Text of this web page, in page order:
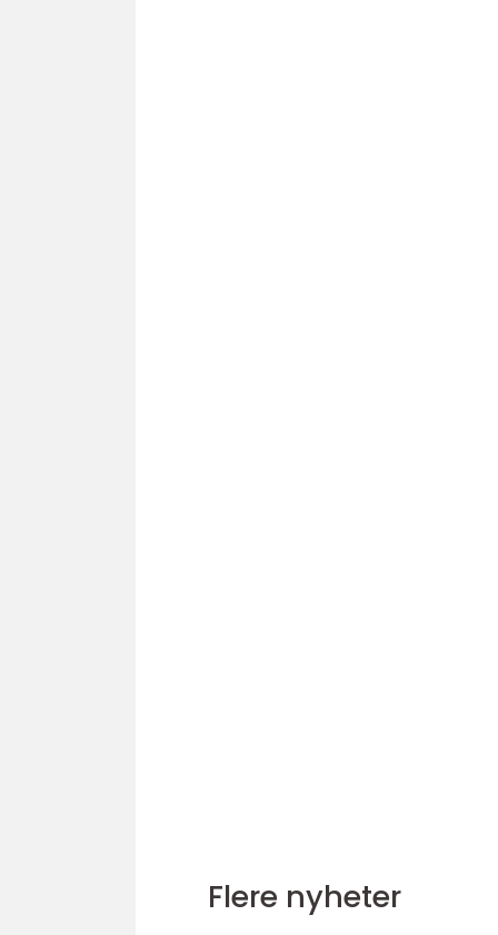
Flere nyheter